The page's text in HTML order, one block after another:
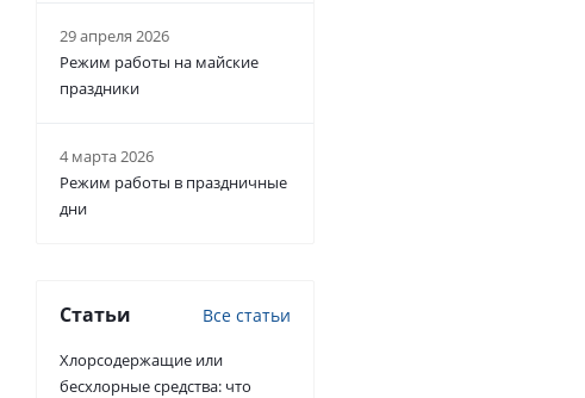
29 апреля 2026
Режим работы на майские
праздники
4 марта 2026
Режим работы в праздничные
дни
Статьи Все статьи
Хлорсодержащие или
бесхлорные средства: что